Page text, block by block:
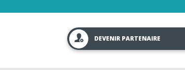
DEVENIR PARTENAIRE